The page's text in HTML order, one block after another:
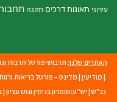
עירוני תאונות דרכים תזונה
האתרים שלנו: תרבוש-פורטל תרבות
| מודיעין | מדינט – פורטל בריאות
גב"ש | יש''ע:שומרון בנימין וגוש עציון |